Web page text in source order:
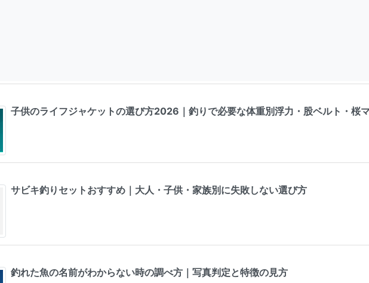
子供のライフジャケットの選び方2026｜釣りで必要な体重別浮力・股ベルト・桜
サビキ釣りセットおすすめ｜大人・子供・家族別に失敗しない選び方
釣れた魚の名前がわからない時の調べ方｜写真判定と特徴の見方